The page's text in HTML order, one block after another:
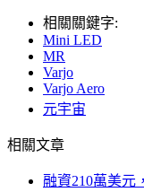
相關關鍵字:
Mini LED
MR
Varjo
Varjo Aero
元宇宙
相關文章
融資210萬美元